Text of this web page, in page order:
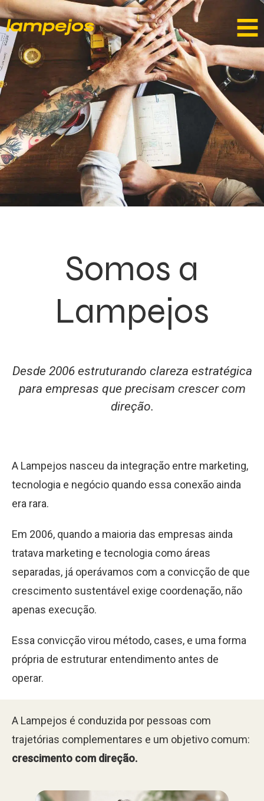
Somos a
Lampejos
Desde 2006 estruturando clareza estratégica
para empresas que precisam crescer com
direção.
A Lampejos nasceu da integração entre marketing,
tecnologia e negócio quando essa conexão ainda
era rara.
Em 2006, quando a maioria das empresas ainda
tratava marketing e tecnologia como áreas
separadas, já operávamos com a convicção de que
crescimento sustentável exige coordenação, não
apenas execução.
Essa convicção virou método, cases, e uma forma
própria de estruturar entendimento antes de
operar.
A Lampejos é conduzida por pessoas com
trajetórias complementares e um objetivo comum:
crescimento com direção.